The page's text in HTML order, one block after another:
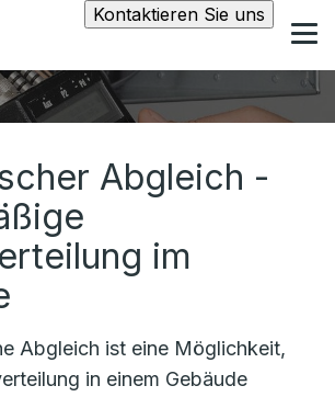
Kontaktieren Sie uns
Abgleich -
im
Abgleich ist eine Möglichkeit,
in einem Gebäude